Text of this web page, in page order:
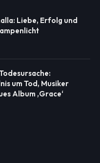
Liebe, Erfolg und
um Tod, Musiker
Album ‚Grace‘